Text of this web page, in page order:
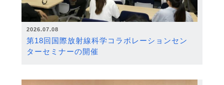
2026.07.08
第18回国際放射線科学コラボレーションセン
ターセミナーの開催